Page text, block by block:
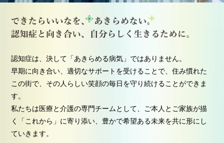
認知症は、決して「あきらめる病気」ではありません。
早期に向き合い、適切なサポートを受けることで、住み慣れた
この街で、その人らしい笑顔の毎日を守り続けることができま
す。
私たちは医療と介護の専門チームとして、ご本人とご家族が描
く「これから」に寄り添い、豊かで希望ある未来を共に形にし
ていきます。